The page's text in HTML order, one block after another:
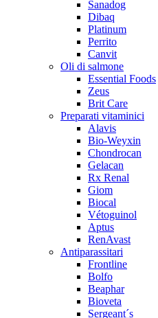
Sanadog
Dibaq
Platinum
Perrito
Canvit
Oli di salmone
Essential Foods
Zeus
Brit Care
Preparati vitaminici
Alavis
Bio-Weyxin
Chondrocan
Gelacan
Rx Renal
Giom
Biocal
Vétoguinol
Aptus
RenAvast
Antiparassitari
Frontline
Bolfo
Beaphar
Bioveta
Sergeant´s